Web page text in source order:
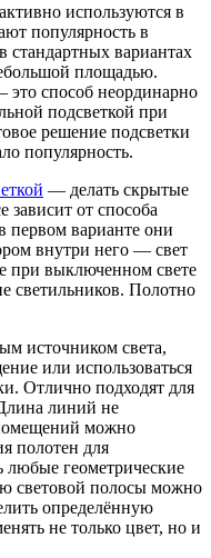
используются в
популярность в
стандартных вариантах
площадью.
это способ неординарно
подсветкой при
решение подсветки
популярность.
— делать скрытые
от способа
первом варианте они
внутри него — свет
при выключенном свете
светильников. Полотно
источником света,
или использоваться
Отлично подходят для
линий не
можно
полотен для
любые геометрические
световой полосы можно
определённую
не только цвет, но и